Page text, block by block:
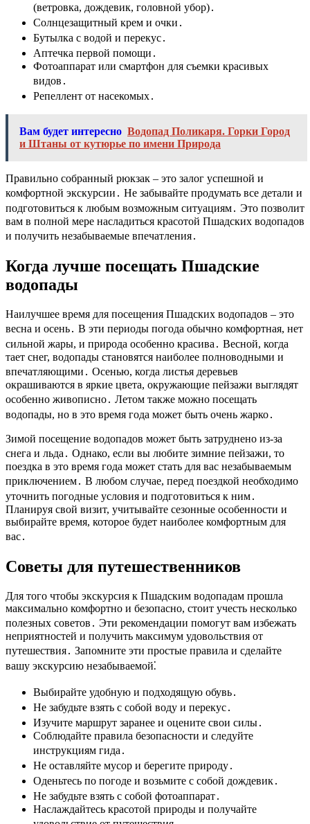
(ветровка, дождевик, головной убор)․
Солнцезащитный крем и очки․
Бутылка с водой и перекус․
Аптечка первой помощи․
Фотоаппарат или смартфон для съемки красивых
видов․
Репеллент от насекомых․
Вам будет интересно Водопад Поликаря. Горки Город
и Штаны от кутюрье по имени Природа
Правильно собранный рюкзак – это залог успешной и
комфортной экскурсии․ Не забывайте продумать все детали и
подготовиться к любым возможным ситуациям․ Это позволит
вам в полной мере насладиться красотой Пшадских водопадов
и получить незабываемые впечатления․
Когда лучше посещать Пшадские
водопады
Наилучшее время для посещения Пшадских водопадов – это
весна и осень․ В эти периоды погода обычно комфортная, нет
сильной жары, и природа особенно красива․ Весной, когда
тает снег, водопады становятся наиболее полноводными и
впечатляющими․ Осенью, когда листья деревьев
окрашиваются в яркие цвета, окружающие пейзажи выглядят
особенно живописно․ Летом также можно посещать
водопады, но в это время года может быть очень жарко․
Зимой посещение водопадов может быть затруднено из-за
снега и льда․ Однако, если вы любите зимние пейзажи, то
поездка в это время года может стать для вас незабываемым
приключением․ В любом случае, перед поездкой необходимо
уточнить погодные условия и подготовиться к ним․
Планируя свой визит, учитывайте сезонные особенности и
выбирайте время, которое будет наиболее комфортным для
вас․
Советы для путешественников
Для того чтобы экскурсия к Пшадским водопадам прошла
максимально комфортно и безопасно, стоит учесть несколько
полезных советов․ Эти рекомендации помогут вам избежать
неприятностей и получить максимум удовольствия от
путешествия․ Запомните эти простые правила и сделайте
вашу экскурсию незабываемой⁚
Выбирайте удобную и подходящую обувь․
Не забудьте взять с собой воду и перекус․
Изучите маршрут заранее и оцените свои силы․
Соблюдайте правила безопасности и следуйте
инструкциям гида․
Не оставляйте мусор и берегите природу․
Оденьтесь по погоде и возьмите с собой дождевик․
Не забудьте взять с собой фотоаппарат․
Наслаждайтесь красотой природы и получайте